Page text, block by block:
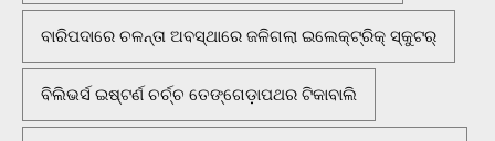
ବାରିପଦାରେ ଚଳନ୍ତା ଅବସ୍ଥାରେ ଜଳିଗଲା ଇଲେକ୍ଟ୍ରିକ୍ ସ୍କୁଟର୍
ବିଲିଭର୍ସ ଇଷ୍ଟର୍ଣ ଚର୍ଚ୍ଚ ତେଙ୍ଗେଡ଼ାପଥର ଟିକାବାଲି